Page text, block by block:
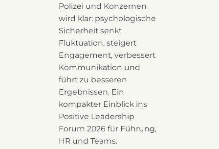
Polizei und Konzernen
wird klar: psychologische
Sicherheit senkt
Fluktuation, steigert
Engagement, verbessert
Kommunikation und
führt zu besseren
Ergebnissen. Ein
kompakter Einblick ins
Positive Leadership
Forum 2026 für Führung,
HR und Teams.